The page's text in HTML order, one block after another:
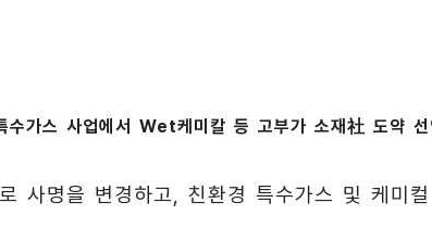
수가스 사업에서 Wet케미칼 등 고부가 소재社 도약 선
로 사명을 변경하고, 친환경 특수가스 및 케미